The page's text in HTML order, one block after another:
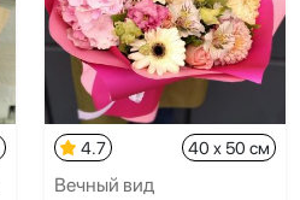
4.7 40 x 50 см
Вечный вид